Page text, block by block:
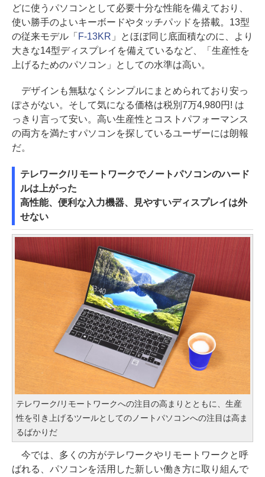
どに使うパソコンとして必要十分な性能を備えており、
使い勝手のよいキーボードやタッチパッドを搭載。13型
の従来モデル「 F-13KR 」とほぼ同じ底面積なのに、より
大きな14型ディスプレイを備えているなど、「生産性を
上げるためのパソコン」としての水準は高い。
デザインも無駄なくシンプルにまとめられており安っ
ぽさがない。そして気になる価格は税別7万4,980円! は
っきり言って安い。高い生産性とコストパフォーマンス
の両方を満たすパソコンを探しているユーザーには朗報
だ。
テレワーク/リモートワークでノートパソコンのハード
ルは上がった
高性能、便利な入力機器、見やすいディスプレイは外
せない
テレワーク/リモートワークへの注目の高まりとともに、生産
性を引き上げるツールとしてのノートパソコンへの注目は高ま
るばかりだ
今では、多くの方がテレワークやリモートワークと呼
ばれる、パソコンを活用した新しい働き方に取り組んで